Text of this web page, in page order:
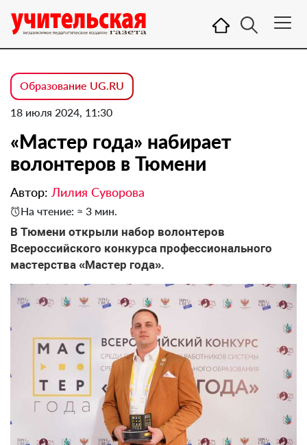
Образование UG.RU
18 июля 2024, 11:30
«Мастер года» набирает
волонтеров в Тюмени
Автор: Лилия Суворова
На чтение: ≈ 3 мин.
В Тюмени открыли набор волонтеров
Всероссийского конкурса профессионального
мастерства «Мастер года».